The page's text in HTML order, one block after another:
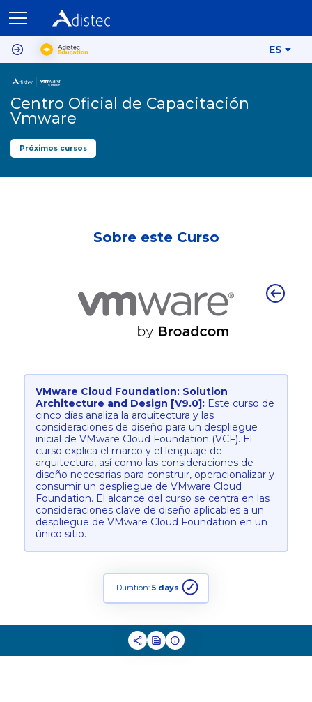
ES
Centro Oficial de Capacitación
Vmware
Próximos cursos
Sobre este Curso
VMware Cloud Foundation: Solution
Architecture and Design [V9.0]: Este curso de
cinco días analiza la arquitectura y las
consideraciones de diseño para un despliegue
inicial de VMware Cloud Foundation (VCF). El
curso explica el marco y el lenguaje de
arquitectura, así como las consideraciones de
diseño necesarias para construir, operacionalizar y
consumir un despliegue de VMware Cloud
Foundation. El alcance del curso se centra en las
consideraciones clave de diseño aplicables a un
despliegue de VMware Cloud Foundation en un
único sitio.
Duration: 5 days